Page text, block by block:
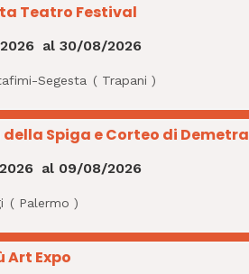
Teatro Festival
al30/08/2026
Segesta ( Trapani )
Spiga e Corteo di Demetra
al 09/08/2026
( Palermo )
Art Expo